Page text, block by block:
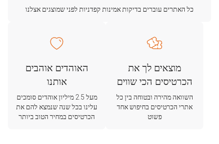
כל האתרים עוברים בדיקות אמינות קפדניות לפני שמוצגים אצלנו
מוצאים לך את
הכרטיסים הכי שווים
השוואה מהירה ובטוחה בין כל
אתרי הכרטיסים בחיפוש אחד
פשוט
האוהדים אוהבים
אותנו
מעל 2.5 מיליון אוהדים סומכים
עלינו בכל שנה שנמצא להם את
הכרטיסים במחיר הטוב ביותר